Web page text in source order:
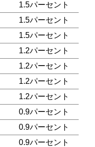
1.5パーセント
1.5パーセント
1.5パーセント
1.2パーセント
1.2パーセント
1.2パーセント
1.2パーセント
0.9パーセント
0.9パーセント
0.9パーセント